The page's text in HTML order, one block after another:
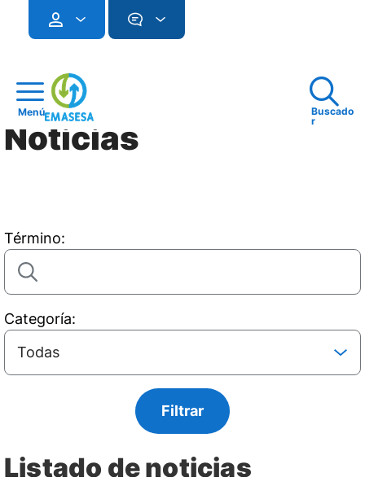
Menú
Buscado
r
Noticias
Término:
Categoría:
Listado de noticias